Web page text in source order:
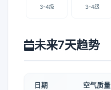
3-4级 3-4级
未来7天趋势
日期 空气质量